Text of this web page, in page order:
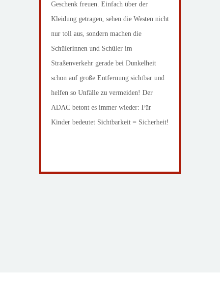
Geschenk freuen. Einfach über der
Kleidung getragen, sehen die Westen nicht
nur toll aus, sondern machen die
Schülerinnen und Schüler im
Straßenverkehr gerade bei Dunkelheit
schon auf große Entfernung sichtbar und
helfen so Unfälle zu vermeiden! Der
ADAC betont es immer wieder: Für
Kinder bedeutet Sichtbarkeit = Sicherheit!